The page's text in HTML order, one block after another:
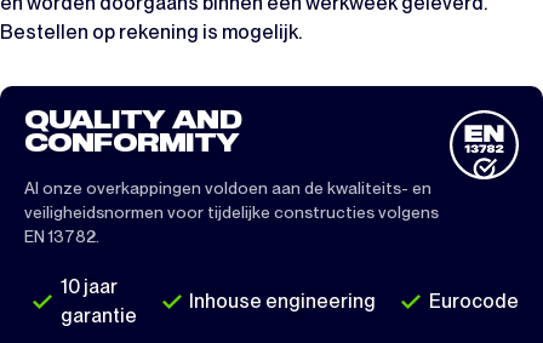
Bestellen op rekening is mogelijk.
QUALITY AND
CONFORMITY
Al onze overkappingen voldoen aan de kwaliteits- en
veiligheidsnormen voor tijdelijke constructies volgens
EN 13782.
10 jaar
garantie
Inhouse engineering Eurocode